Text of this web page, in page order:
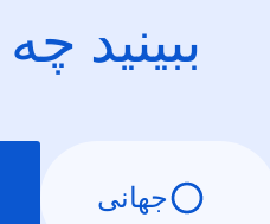
ببینید
جهانی